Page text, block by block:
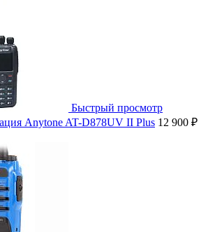
Быстрый просмотр
Anytone AT-D878UV II Plus 12 900 ₽